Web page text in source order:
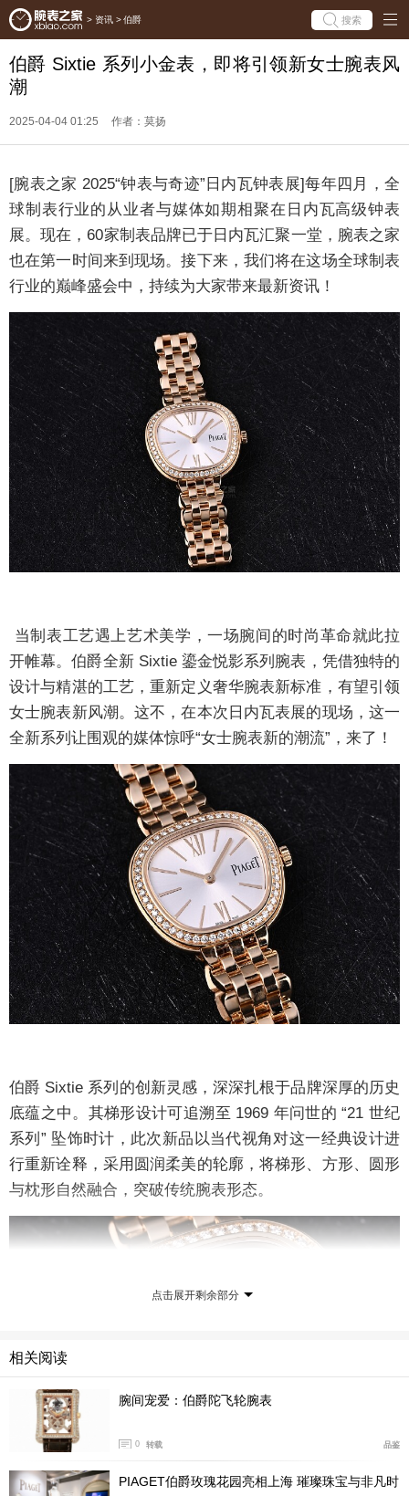
> 资讯 > 伯爵 搜索
伯爵 Sixtie 系列小金表，即将引领新女士腕表风
潮
2025-04-04 01:25 作者：莫扬
[腕表之家 2025“钟表与奇迹”日内瓦钟表展]每年四月，全
球制表行业的从业者与媒体如期相聚在日内瓦高级钟表
展。现在，60家制表品牌已于日内瓦汇聚一堂，腕表之家
也在第一时间来到现场。接下来，我们将在这场全球制表
行业的巅峰盛会中，持续为大家带来最新资讯！
当制表工艺遇上艺术美学，一场腕间的时尚革命就此拉
开帷幕。伯爵全新 Sixtie 鎏金悦影系列腕表，凭借独特的
设计与精湛的工艺，重新定义奢华腕表新标准，有望引领
女士腕表新风潮。这不，在本次日内瓦表展的现场，这一
全新系列让围观的媒体惊呼“女士腕表新的潮流”，来了！
伯爵 Sixtie 系列的创新灵感，深深扎根于品牌深厚的历史
底蕴之中。其梯形设计可追溯至 1969 年问世的 “21 世纪
系列” 坠饰时计，此次新品以当代视角对这一经典设计进
行重新诠释，采用圆润柔美的轮廓，将梯形、方形、圆形
与枕形自然融合，突破传统腕表形态。
点击展开剩余部分
相关阅读
腕间宠爱：伯爵陀飞轮腕表
0 转载 品鉴
PIAGET伯爵玫瑰花园亮相上海 璀璨珠宝与非凡时